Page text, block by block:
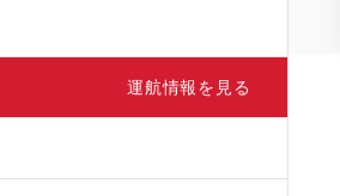
運航情報を見る